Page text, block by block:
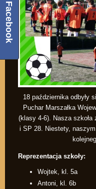
18 października odbyły
Puchar Marszałka
(klasy 4-6). Nasza szkoła
i SP 28. Niestety,
Reprezentacja szkoły:
Wojtek, kl. 5a
Antoni, kl. 6b
Facebook